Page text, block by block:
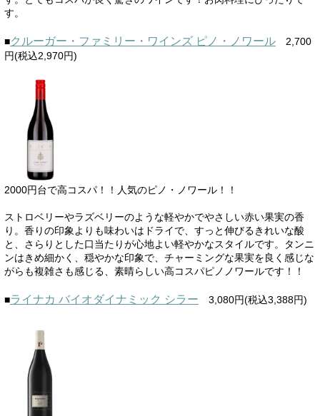
す。
■クルーガー・ファミリー・ワインズ ピノ・ノワール 2,700
円(税込2,970円)
2000円台で高コスパ！！人気のピノ・ノワール！！
ストロベリーやラズベリーのような軽やかでやさしい赤い果実の香
り。香りの印象よりも味わいはドライで、すっと伸びるきれいな酸
と、さらりとした口当たりが心地よい軽やかなスタイルです。タンニ
ンはきめ細かく、穏やかな印象で、チャーミングな果実を良く感じな
がらも複雑さも感じる、素晴らしい高コスパピノノワールです！！
■ライナカ バイオダイナミック シラー 3,080円(税込3,388円)